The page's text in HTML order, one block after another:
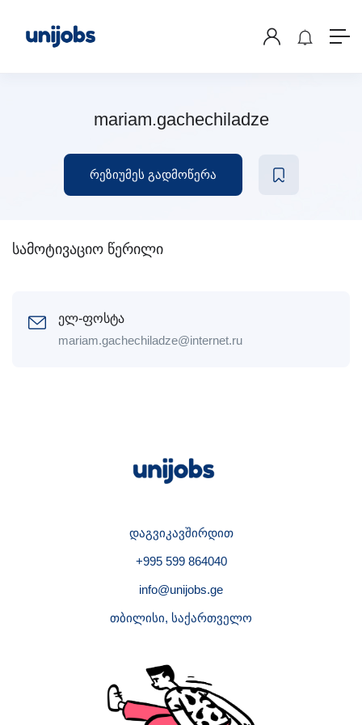
mariam.gachechiladze
რეზიუმეს გადმოწერა
სამოტივაციო წერილი
ელ-ფოსტა
mariam.gachechiladze@internet.ru
დაგვიკავშირდით
+995 599 864040
info@unijobs.ge
თბილისი, საქართველო